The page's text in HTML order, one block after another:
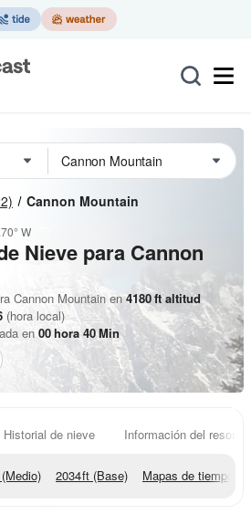
Cannon Mountain
W
Nieve para Cannon
Cannon Mountain en 4180ftaltitud
(hora local)
en 00hora 40Min
Historial de nieve Información del resort
(Medio) 2034ft (Base) Mapas de tiempo